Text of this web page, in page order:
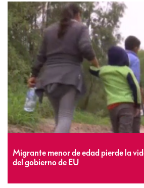
Migrante menor de edad pierde la
del gobierno de EU